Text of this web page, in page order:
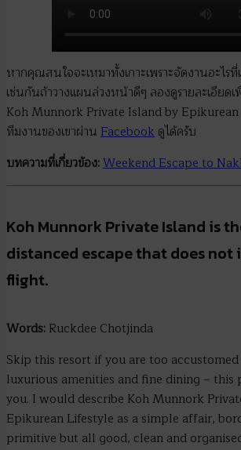
หากคุณสนใจจะเหมาทั้งเกาะเพราะจัดงานอะไร
เช่นกันถ้าวางแผนล่วงหน้าดีๆ ลองดูรายละเอียดเ
Koh Munnork Private Island by
ทีมงานของเขาผ่าน Facebook ดูได้ครับ
บทความที่เกี่ยวข้อง:Weekend Escape to
Koh Munnork Private Island is
distanced escape that does not
flight.
Words: Ruckdee Chotjinda
Skip this resort if you are too
luxurious amenities and fine dining – this
you. I would describe Koh Munnork
Epikurean Lifestyle as a simple affair,
primitive but all good, clean and